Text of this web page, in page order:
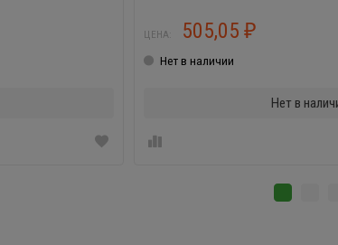
ЦЕНА: 505,05 ₽
Нет в наличии
Нет в